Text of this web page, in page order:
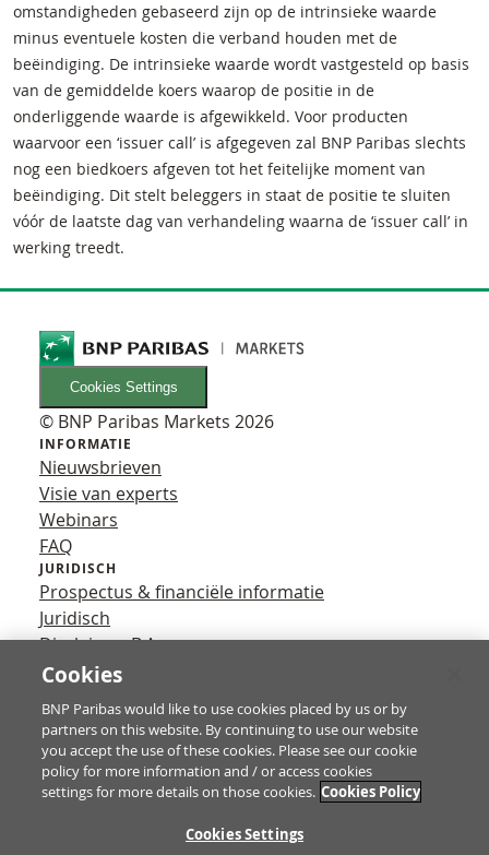
omstandigheden gebaseerd zijn op de intrinsieke waarde
minus eventuele kosten die verband houden met de
beëindiging. De intrinsieke waarde wordt vastgesteld op basis
van de gemiddelde koers waarop de positie in de
onderliggende waarde is afgewikkeld. Voor producten
waarvoor een ‘issuer call’ is afgegeven zal BNP Paribas slechts
nog een biedkoers afgeven tot het feitelijke moment van
beëindiging. Dit stelt beleggers in staat de positie te sluiten
vóór de laatste dag van verhandeling waarna de ‘issuer call’ in
werking treedt.
Cookies Settings
© BNP Paribas Markets 2026
INFORMATIE
Nieuwsbrieven
Visie van experts
Webinars
FAQ
JURIDISCH
Prospectus & financiële informatie
Juridisch
Disclaimer B.A.
Privacy
YouTube
X
Contact
Turbo’s zijn complexe instrumenten en brengen vanwege
Cookies
BNP Paribas would like to use cookies placed by us or by
partners on this website. By continuing to use our website
you accept the use of these cookies. Please see our cookie
policy for more information and / or access cookies
settings for more details on those cookies. Cookies Policy
Cookies Settings